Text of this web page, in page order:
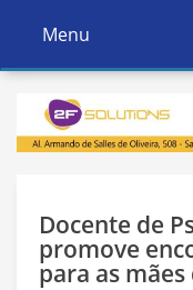
Ativar
Navegação
Menu
Docente de
promove
para as mães